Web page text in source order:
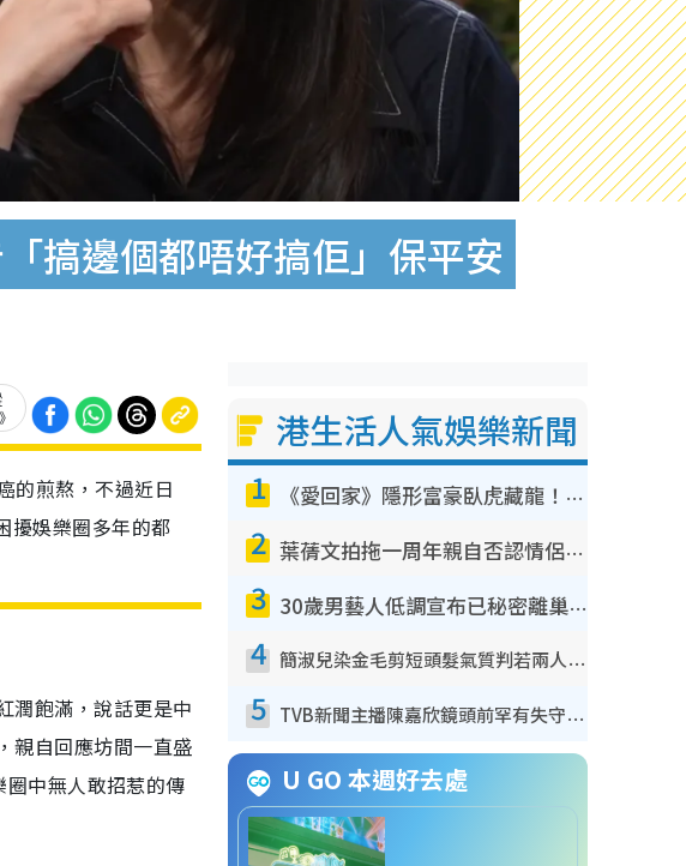
搞邊個都唔好搞佢」保平安
的煎熬，不過近日
擾娛樂圈多年的都
潤飽滿，說話更是中
親自回應坊間一直盛
中無人敢招惹的傳
港生活人氣娛樂新聞
1 《愛回家》隱形富豪臥虎藏龍！盤點12位財氣逼人的有錢藝人：呢位靚女3億身家唔憂做
2 葉蒨文拍拖一周年親自否認情侶關係？！被質疑感情造假竟稱GM「普通同事」
3 30歲男藝人低調宣布已秘密離巢！人氣急跌變失蹤人口︰「這幾年過得並不容易」
4 簡淑兒染金毛剪短頭髮氣質判若兩人！嚇壞老公麥大力都認唔出：「你做咩事？」
5 TVB新聞主播陳嘉欣鏡頭前罕有失守！遭林超英一句說話突襲嚇親當場大笑
U GO 本週好去處